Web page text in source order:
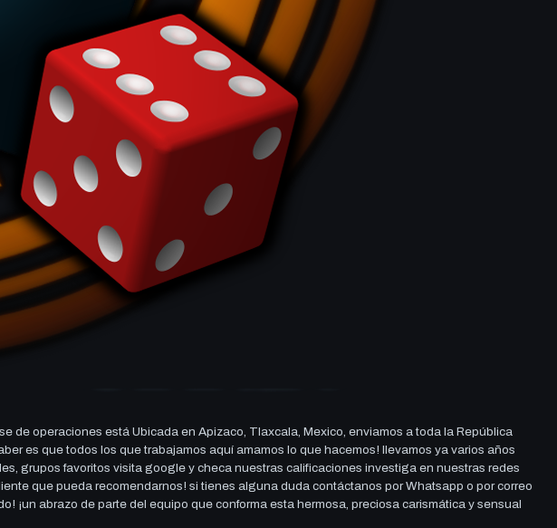
operaciones está Ubicada en Apizaco, Tlaxcala, Mexico, enviamos a toda la República
es que todos los que trabajamos aquí amamos lo que hacemos! llevamos ya varios años
grupos favoritos visita google y checa nuestras calificaciones investiga en nuestras redes
que pueda recomendarnos! si tienes alguna duda contáctanos por Whatsapp o por correo
¡un abrazo de parte del equipo que conforma esta hermosa, preciosa carismática y sensual